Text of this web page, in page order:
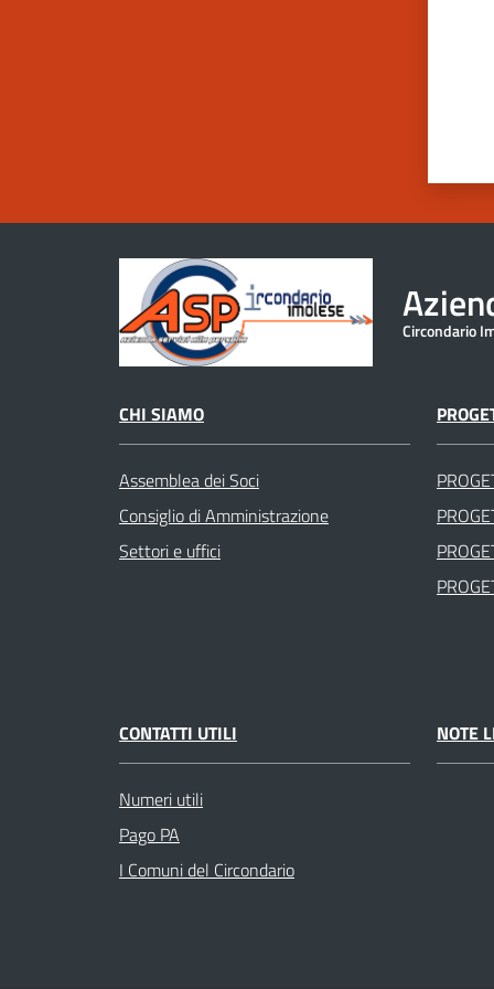
Circondario
CHI SIAMO
Assemblea dei Soci
Consiglio di Amministrazione
Settori e uffici
CONTATTI UTILI
Numeri utili
Pago PA
I Comuni del Circondario
NOTE